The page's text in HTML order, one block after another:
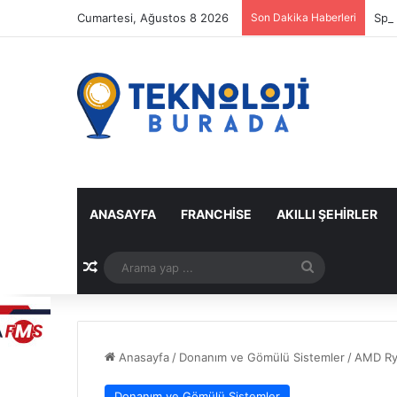
Cumartesi, Ağustos 8 2026 Son Dakika Haberleri
ANASAYFA FRANCHISE AKILLI ŞEHIRLER
Rastgele Makale
yap
Anasayfa / Donanım ve Gömülü Sistemler / AMD